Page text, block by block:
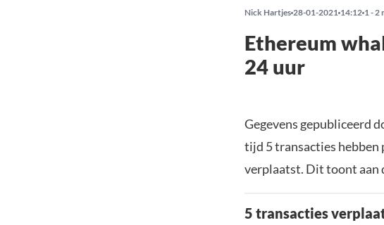
Nick Hartjes 28-01-2021 14:12 1 - 2
Ethereum
24 uur
Gegevens gepubliceerd
tijd 5 transacties hebben
verplaatst. Dit toont aan
5 transacties